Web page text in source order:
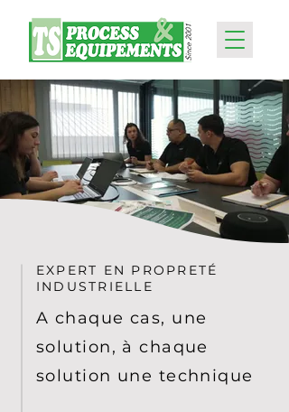
EXPERT EN PROPRETÉ
INDUSTRIELLE
A chaque cas, une
solution, à chaque
solution une technique